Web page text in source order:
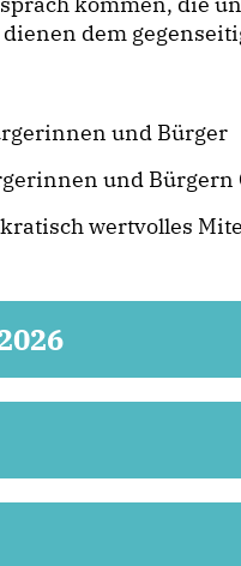
dem
und Bürger
und
wertvolles